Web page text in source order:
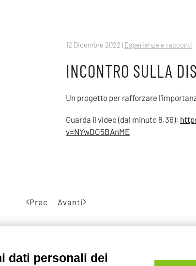
12 Dicembre 2022 | Esperienze e racconti
INCONTRO SULLA
Un progetto per rafforzare
Guarda il video (dal minuto 8.36):
v=NYwDO5BAnME
Prec Avanti
dati personali dei